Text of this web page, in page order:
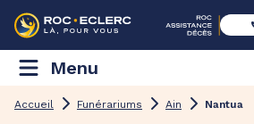
Menu
Accueil Funérariums Ain Nantua